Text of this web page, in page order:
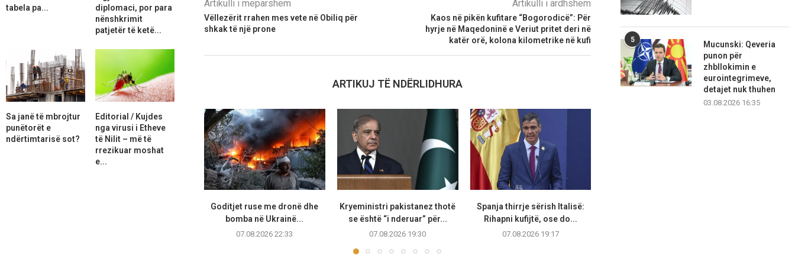
Artikulli i mëparshëm
Vëllezërit rrahen mes vete në Obiliq për
shkak të një prone
Artikulli i ardhshëm
Kaos në pikën kufitare “Bogorodicë”: Për
hyrje në Maqedoninë e Veriut pritet deri në
katër orë, kolona kilometrike në kufi
ARTIKUJ TË NDËRLIDHURA
Goditjet ruse me dronë dhe
bomba në Ukrainë...
07.08.2026 22:33
Kryeministri pakistanez thotë
se është “i nderuar” për...
07.08.2026 19:30
Spanja thirrje sërish Italisë:
Rihapni kufijtë, ose do...
07.08.2026 19:17
5
Mucunski: Qeveria
punon për
zhbllokimin e
eurointegrimeve,
detajet nuk thuhen
03.08.2026 16:35
tabela pa...
diplomaci, por para
nënshkrimit
patjetër të ketë...
Sa janë të mbrojtur
punëtorët e
ndërtimtarisë sot?
Editorial / Kujdes
nga virusi i Etheve
të Nilit – më të
rrezikuar moshat
e...